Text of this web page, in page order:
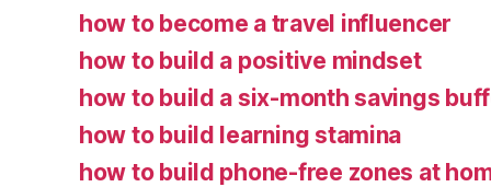
how to become a travel influencer
how to build a positive mindset
how to build a six-month savings
how to build learning stamina
how to build phone-free zones at